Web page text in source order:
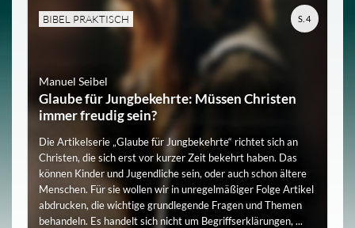
BIBEL PRAKTISCH
Manuel Seibel
Glaube für Jungbekehrte: Müssen Christen
immer freudig sein?
Die Artikelserie „Glaube für Jungbekehrte“ richtet sich an
Christen, die sich erst vor kurzer Zeit bekehrt haben. Das
können Kinder und Jugendliche sein, oder auch schon ältere
Menschen. Für sie wollen wir in unregelmäßiger Folge Artikel
abdrucken, die wichtige grundlegende Fragen und Themen
behandeln. Es handelt sich nicht um Begriffserklärungen, ...
S. 4